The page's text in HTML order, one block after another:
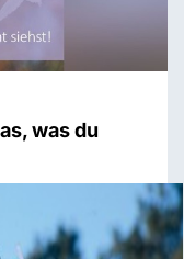
was du